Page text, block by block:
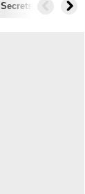
Secrets de tournage